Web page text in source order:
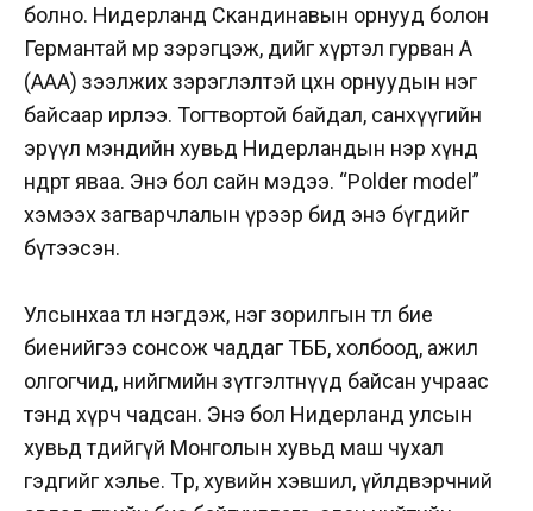
болно. Нидерланд Скандинавын орнууд болон
Германтай мөр зэрэгцэж, өдийг хүртэл гурван А
(AAA) зээлжих зэрэглэлтэй цөөхөн орнуудын нэг
байсаар ирлээ. Тогтвортой байдал, санхүүгийн
эрүүл мэндийн хувьд Нидерландын нэр хүнд
өндөрт яваа. Энэ бол сайн мэдээ. “Polder model”
хэмээх загварчлалын үрээр бид энэ бүгдийг
бүтээсэн.
Улсынхаа төлөө нэгдэж, нэг зорилгын төлөө бие
биенийгээ сонсож чаддаг ТББ, холбоод, ажил
олгогчид, нийгмийн зүтгэлтнүүд байсан учраас
тэнд хүрч чадсан. Энэ бол Нидерланд улсын
хувьд төдийгүй Монголын хувьд маш чухал
гэдгийг хэлье. Төр, хувийн хэвшил, үйлдвэрчний